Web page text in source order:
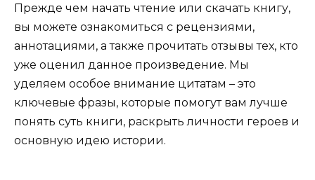
Прежде чем начать чтение или скачать книгу,
вы можете ознакомиться с рецензиями,
аннотациями, а также прочитать отзывы тех, кто
уже оценил данное произведение. Мы
уделяем особое внимание цитатам – это
ключевые фразы, которые помогут вам лучше
понять суть книги, раскрыть личности героев и
основную идею истории.